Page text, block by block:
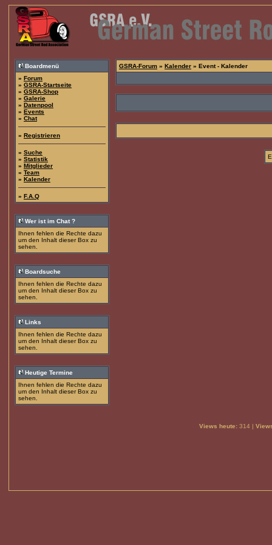
Boardmenü
» Forum
» GSRA-Startseite
» GSRA-Shop
» Galerie
» Datenpool
» Events
» Chat
» Registrieren
» Suche
» Statistik
» Mitglieder
» Team
» Kalender
» F.A.Q
Wer ist im Chat ?
Ihnen fehlen die Rechte dazu
um den Inhalt dieser Box zu
sehen.
Boardsuche
Ihnen fehlen die Rechte dazu
um den Inhalt dieser Box zu
sehen.
Links
Ihnen fehlen die Rechte dazu
um den Inhalt dieser Box zu
sehen.
Heutige Termine
Ihnen fehlen die Rechte dazu
um den Inhalt dieser Box zu
sehen.
GSRA-Forum » Kalender » Event - Kalender
Views heute:314 |